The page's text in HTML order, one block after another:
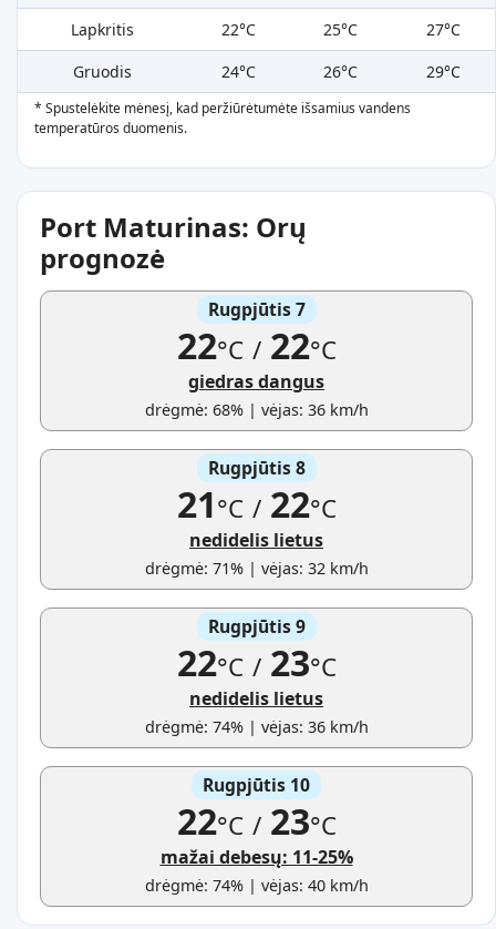
Lapkritis
22°C 25°C
27°C
Gruodis
24°C 26°C 29°C
* Spustelėkite mėnesį, kad peržiūrėtumėte išsamius vandens
temperatūros duomenis.
Port Maturinas: Orų
prognozė
Rugpjūtis 7
22°C /22°C
giedras dangus
drėgmė: 68% | vėjas: 36 km/h
Rugpjūtis 8
21°C /22°C
nedidelis lietus
drėgmė: 71% | vėjas: 32 km/h
Rugpjūtis 9
22°C /23°C
nedidelis lietus
drėgmė: 74% | vėjas: 36 km/h
Rugpjūtis 10
22°C /23°C
mažai debesų: 11-25%
drėgmė: 74% | vėjas: 40 km/h